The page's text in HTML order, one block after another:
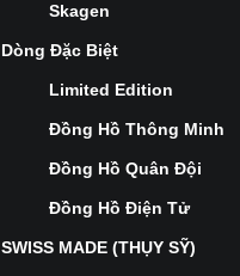
Skagen
Dòng Đặc Biệt
Limited Edition
Đồng Hồ Thông Minh
Đồng Hồ Quân Đội
Đồng Hồ Điện Tử
SWISS MADE (THỤY SỸ)